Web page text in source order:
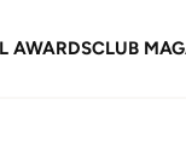
AWARDSCLUB